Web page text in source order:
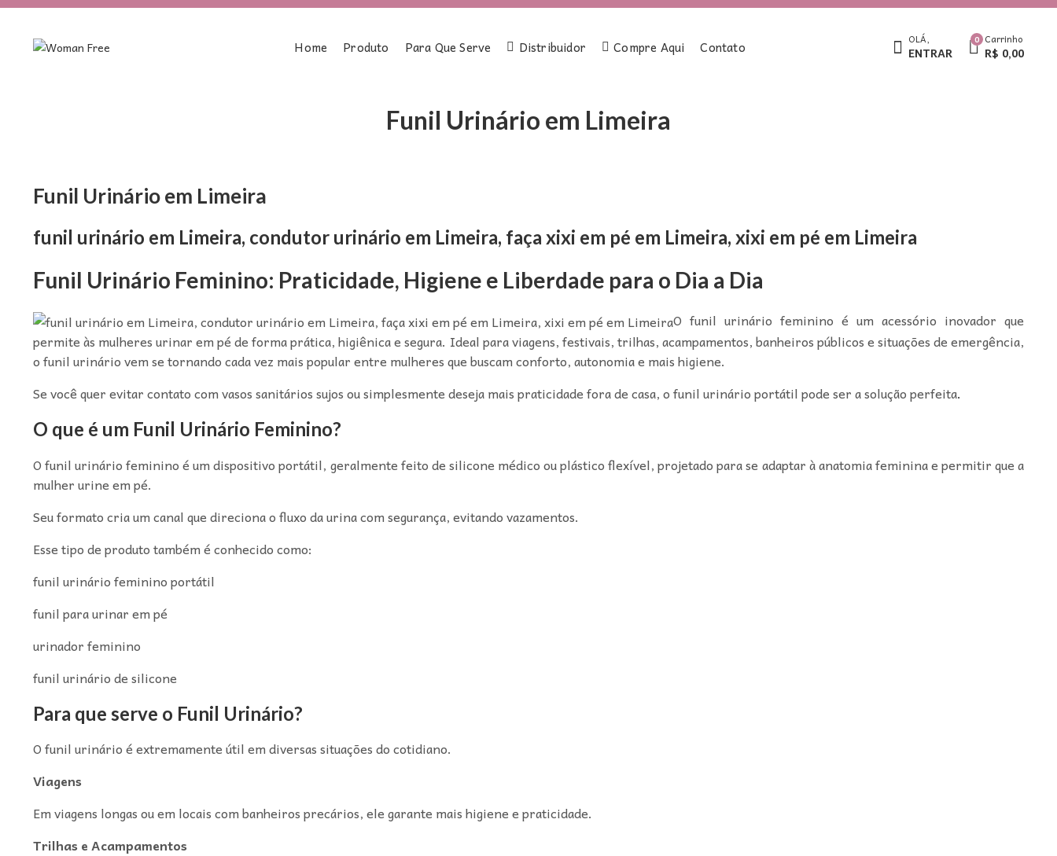
Home Produto Para Que Serve Distribuidor Compre Aqui Contato OLÁ,
ENTRAR
0 Carrinho
R$ 0,00
Funil Urinário em Limeira
Funil Urinário em Limeira
funil urinário em Limeira, condutor urinário em Limeira, faça xixi em pé em Limeira, xixi em pé em Limeira
Funil Urinário Feminino: Praticidade, Higiene e Liberdade para o Dia a Dia
O funil urinário feminino é um acessório inovador que
permite às mulheres urinar em pé de forma prática, higiênica e segura. Ideal para viagens, festivais, trilhas, acampamentos, banheiros públicos e situações de emergência,
o funil urinário vem se tornando cada vez mais popular entre mulheres que buscam conforto, autonomia e mais higiene.
Se você quer evitar contato com vasos sanitários sujos ou simplesmente deseja mais praticidade fora de casa, o funil urinário portátil pode ser a solução perfeita.
O que é um Funil Urinário Feminino?
O funil urinário feminino é um dispositivo portátil, geralmente feito de silicone médico ou plástico flexível, projetado para se adaptar à anatomia feminina e permitir que a
mulher urine em pé.
Seu formato cria um canal que direciona o fluxo da urina com segurança, evitando vazamentos.
Esse tipo de produto também é conhecido como:
funil urinário feminino portátil
funil para urinar em pé
urinador feminino
funil urinário de silicone
Para que serve o Funil Urinário?
O funil urinário é extremamente útil em diversas situações do cotidiano.
Viagens
Em viagens longas ou em locais com banheiros precários, ele garante mais higiene e praticidade.
Trilhas e Acampamentos